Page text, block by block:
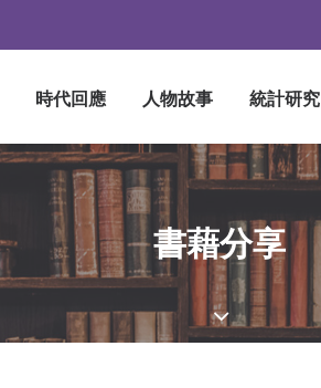
時代回應 人物故事 統計研究
書藉分享